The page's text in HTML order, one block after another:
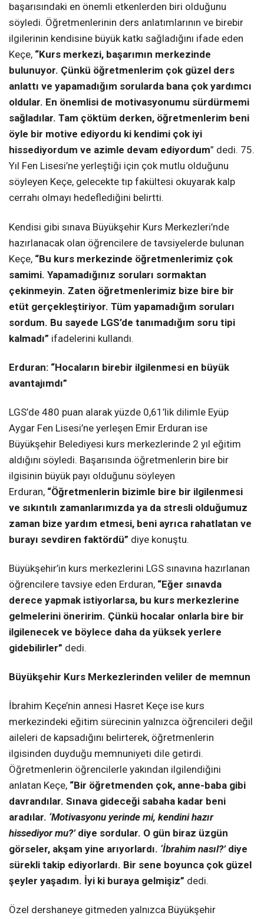
başarısındaki en önemli etkenlerden biri olduğunu
söyledi. Öğretmenlerinin ders anlatımlarının ve birebir
ilgilerinin kendisine büyük katkı sağladığını ifade eden
Keçe, “Kurs merkezi, başarımın merkezinde
bulunuyor. Çünkü öğretmenlerim çok güzel ders
anlattı ve yapamadığım sorularda bana çok yardımcı
oldular. En önemlisi de motivasyonumu sürdürmemi
sağladılar. Tam çöktüm derken, öğretmenlerim beni
öyle bir motive ediyordu ki kendimi çok iyi
hissediyordum ve azimle devam ediyordum” dedi. 75.
Yıl Fen Lisesi’ne yerleştiği için çok mutlu olduğunu
söyleyen Keçe, gelecekte tıp fakültesi okuyarak kalp
cerrahı olmayı hedeflediğini belirtti.
Kendisi gibi sınava Büyükşehir Kurs Merkezleri’nde
hazırlanacak olan öğrencilere de tavsiyelerde bulunan
Keçe, “Bu kurs merkezinde öğretmenlerimiz çok
samimi. Yapamadığınız soruları sormaktan
çekinmeyin. Zaten öğretmenlerimiz bize bire bir
etüt gerçekleştiriyor. Tüm yapamadığım soruları
sordum. Bu sayede LGS’de tanımadığım soru tipi
kalmadı” ifadelerini kullandı.
Erduran: “Hocaların birebir ilgilenmesi en büyük
avantajımdı”
LGS’de 480 puan alarak yüzde 0,61’lik dilimle Eyüp
Aygar Fen Lisesi’ne yerleşen Emir Erduran ise
Büyükşehir Belediyesi kurs merkezlerinde 2 yıl eğitim
aldığını söyledi. Başarısında öğretmenlerin bire bir
ilgisinin büyük payı olduğunu söyleyen
Erduran, “Öğretmenlerin bizimle bire bir ilgilenmesi
ve sıkıntılı zamanlarımızda ya da stresli olduğumuz
zaman bize yardım etmesi, beni ayrıca rahatlatan ve
burayı sevdiren faktördü” diye konuştu.
Büyükşehir’in kurs merkezlerini LGS sınavına hazırlanan
öğrencilere tavsiye eden Erduran, “Eğer sınavda
derece yapmak istiyorlarsa, bu kurs merkezlerine
gelmelerini öneririm. Çünkü hocalar onlarla bire bir
ilgilenecek ve böylece daha da yüksek yerlere
gidebilirler” dedi.
Büyükşehir Kurs Merkezlerinden veliler de memnun
İbrahim Keçe’nin annesi Hasret Keçe ise kurs
merkezindeki eğitim sürecinin yalnızca öğrencileri değil
aileleri de kapsadığını belirterek, öğretmenlerin
ilgisinden duyduğu memnuniyeti dile getirdi.
Öğretmenlerin öğrencilerle yakından ilgilendiğini
anlatan Keçe, “Bir öğretmenden çok, anne-baba gibi
davrandılar. Sınava gideceği sabaha kadar beni
aradılar. ‘Motivasyonu yerinde mi, kendini hazır
hissediyor mu?’diye sordular. O gün biraz üzgün
görseler, akşam yine arıyorlardı. ‘İbrahim nasıl?’diye
sürekli takip ediyorlardı. Bir sene boyunca çok güzel
şeyler yaşadım. İyi ki buraya gelmişiz” dedi.
Özel dershaneye gitmeden yalnızca Büyükşehir